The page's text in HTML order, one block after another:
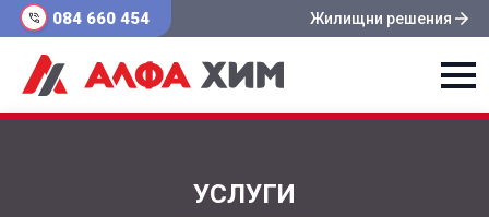
Жилищни решения
084 660 454
УСЛУГИ